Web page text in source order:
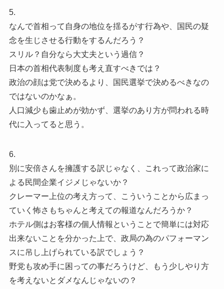
5.
なんで首相って自身の地位を揺るがす行為や、国民の疑
念を生じさせる行動をするんだろう？
スリル？自分なら大丈夫という過信？
日本の首相代表制度も考え直すべきでは？
政治の顔は党で決めるより、国民選挙で決めるべきなの
ではないのかなぁ。
人口減少も歯止めが効かず、選挙のあり方が問われる時
代に入ってると思う。
6.
別に安倍さんを擁護する訳じゃなく、これって政治家に
よる民間企業イジメじゃないか？
クレーマー上位の考え方って、こういうことから広まっ
ていく怖さもちゃんと考えての報道なんだろうか？
ホテル側はお客様の個人情報ということで簡単には対応
出来ないことを分かった上で、政局の為のパフォーマン
スに吊し上げられている訳でしょう？
野党も攻め手に困っての事だろうけど、もう少しやり方
を考えないとダメなんじゃないの？